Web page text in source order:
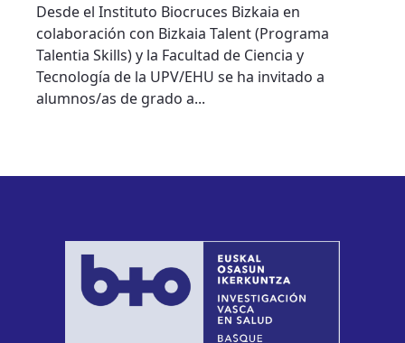
Desde el Instituto Biocruces Bizkaia en
colaboración con Bizkaia Talent (Programa
Talentia Skills) y la Facultad de Ciencia y
Tecnología de la UPV/EHU se ha invitado a
alumnos/as de grado a...